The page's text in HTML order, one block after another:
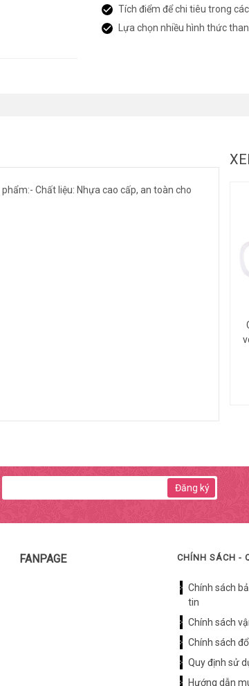
Tích điểm để chi tiêu trong
Lựa chọn nhiều hình thức
Chất liệu: Nhựa cao cấp, an toàn cho
Đăng ký
FANPAGE CHÍNH SÁCH -
Chính sách
tin
Chính sách
Chính sách
Quy định sử
Hướng dẫn